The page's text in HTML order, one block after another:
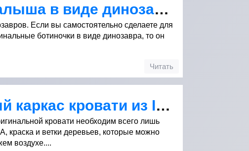
Обувь для малыша в виде динозавра
Если вы самостоятельно сделаете для
ботиночки в виде динозавра, то он
Читать
Оригинальный каркас кровати из IKEA
кровати необходим всего лишь
краска и ветки деревьев, которые можно
воздухе....